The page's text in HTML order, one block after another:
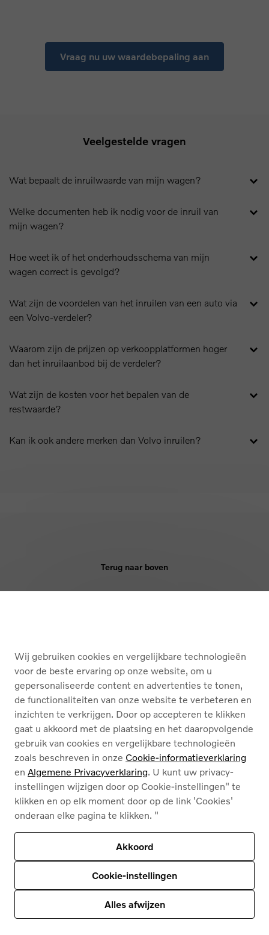
Vraag nu uw waardebepaling aan
Veelgestelde vragen
Wat bepaalt de inruilwaarde van mijn wagen?
Welke documenten heb ik nodig voor de inruil van
mijn wagen?
Hoe weet ik of het onderhoudsschema van mijn
wagen correct is gevolgd?
Wat zijn de voordelen van het inruilen van een auto via
een Volvo-verdeler?
Waarom zijn de prijzen op verkoopplatformen hoger
dan het inruilaanbod bij de verdeler?
Wat zijn de kosten voor het bepalen van de
restwaarde?
Kan ik ook andere merken dan Volvo inruilen?
Terug naar boven
OVER ONS
Nederlands Français
Cookies
Privacybeleid
Juridische info
Deze site wordt beschermd door reCAPTCHA enhet privacybeleid van Google
Servicevoorwaarden zijn van toepassing
© 2026Volvo Car Corporation (of zijn dochterondernemingen of licentiegevers).
HyperCharge | Powered by
Wij gebruiken cookies en vergelijkbare technologieën
voor de beste ervaring op onze website, om u
gepersonaliseerde content en advertenties te tonen,
de functionaliteiten van onze website te verbeteren en
inzichten te verkrijgen. Door op accepteren te klikken
gaat u akkoord met de plaatsing en het daaropvolgende
gebruik van cookies en vergelijkbare technologieën
zoals beschreven in onze Cookie-informatieverklaring
en Algemene Privacyverklaring. U kunt uw privacy-
instellingen wijzigen door op Cookie-instellingen" te
klikken en op elk moment door op de link 'Cookies'
onderaan elke pagina te klikken. "
Akkoord
Cookie-instellingen
Alles afwijzen